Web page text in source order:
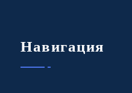
Навигация